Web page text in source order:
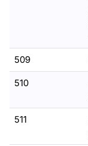
509
510
511